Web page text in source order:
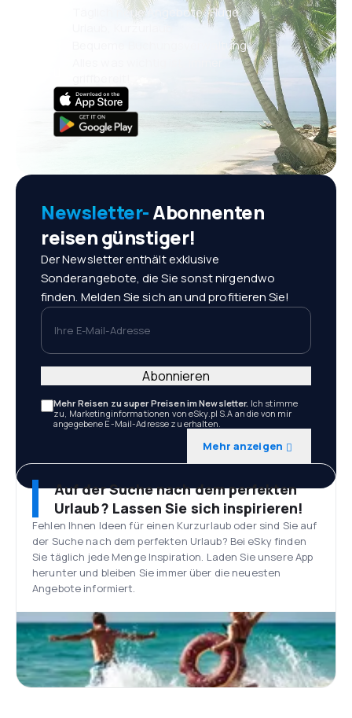
Täglich neue Angebote: Flüge,
Bequeme Buchungsverwaltung
Newsletter-Abonnenten
reisen günstiger!
Der Newsletter enthält exklusive
Sonderangebote, die Sie sonst nirgendwo
finden. Melden Sie sich an und profitieren Sie!
Ihre E-Mail-Adresse
Mehr Reisen zu super Preisen im Newsletter. Ich stimme
zu, Marketinginformationen von eSky.pl S.A an die von mir
angegebene E-Mail-Adresse zu erhalten.
Mehr anzeigen
Abonnieren
Auf der Suche nach dem perfekten
Urlaub? Lassen Sie sich inspirieren!
Fehlen Ihnen Ideen für einen Kurzurlaub oder sind Sie auf
der Suche nach dem perfekten Urlaub? Bei eSky finden
Sie täglich jede Menge Inspiration. Laden Sie unsere App
herunter und bleiben Sie immer über die neuesten
Angebote informiert.